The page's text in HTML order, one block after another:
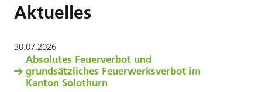
Aktuelles
30.07.2026
Absolutes Feuerverbot und
grundsätzliches Feuerwerksverbot im
Kanton Solothurn